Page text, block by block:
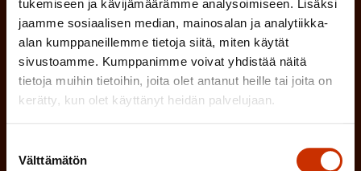
tukemiseen ja kävijämäärämme analysoimiseen. Lisäksi
jaamme sosiaalisen median, mainosalan ja analytiikka-
alan kumppaneillemme tietoja siitä, miten käytät
sivustoamme. Kumppanimme voivat yhdistää näitä
tietoja muihin tietoihin, joita olet antanut heille tai joita on
kerätty, kun olet käyttänyt heidän palvelujaan.
valinta
Välttämätön
n
)
i
n
e
n
)
l
l
i
n
LUOTTAMUSMIES
TYÖSUOJELUVALTUUTETTU
TÖISSÄ AMMATTILIITOSSA
TYÖNANTAJAN EDUSTAJA